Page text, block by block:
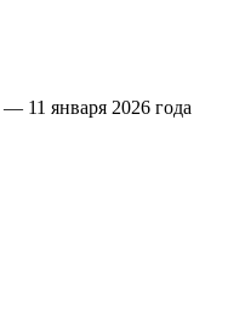
— 11 января 2026 года